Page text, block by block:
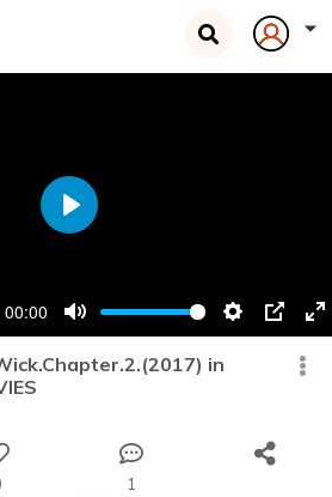
00:00
Mute Settings
PIP
Play
in
1